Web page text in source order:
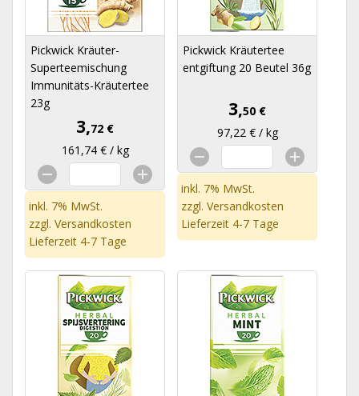
Pickwick Kräuter-
Superteemischung
Immunitäts-Kräutertee
23g
3,72 €
161,74 € / kg
inkl. 7% MwSt.
zzgl. Versandkosten
Lieferzeit 4-7 Tage
Pickwick Kräutertee
entgiftung 20 Beutel 36g
3,50 €
97,22 € / kg
inkl. 7% MwSt.
zzgl. Versandkosten
Lieferzeit 4-7 Tage